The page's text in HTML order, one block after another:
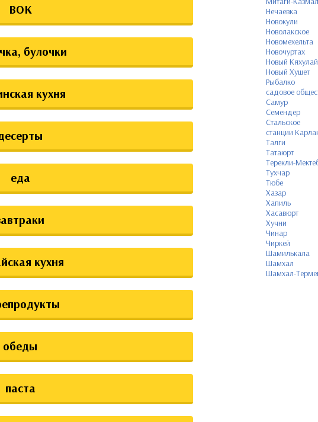
ВОК
булочки
кухня
еда
кухня
обеды
паста
Нечаевка
Новокули
Новолакское
Новомехельта
Новочуртах
Новый Кяхулай
Новый Хушет
Рыбалко
садовое
Самур
Семендер
Стальское
станции
Талги
Татаюрт
Терекли-
Тухчар
Тюбе
Хазар
Хапиль
Хасавюрт
Хучни
Чинар
Чиркей
Шамилькала
Шамхал
Шамхал-